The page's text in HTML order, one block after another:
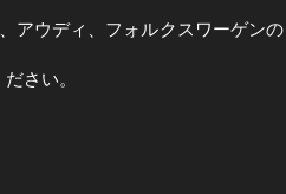
アウディ、フォルクスワーゲンの
さい。